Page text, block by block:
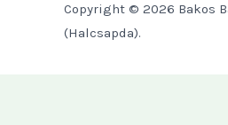
Copyright © 2026 Bakos
(Halcsapda).